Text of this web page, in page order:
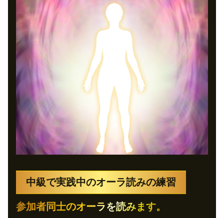
中級で実践中のオーラ読みの練習
参加者同士のオーラを読みます。